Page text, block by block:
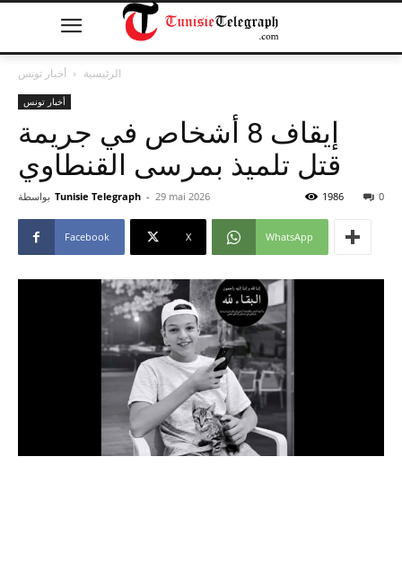
الرئيسية أخبار تونس
أخبار تونس
إيقاف 8 أشخاص في جريمة
قتل تلميذ بمرسى القنطاوي
بواسطة Tunisie Telegraph - 29 mai 2026 0
1986
Facebook X WhatsApp